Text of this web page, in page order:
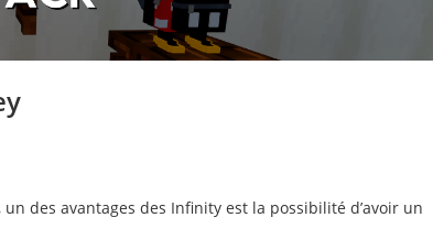
des avantages des Infinity est la possibilité d’avoir un